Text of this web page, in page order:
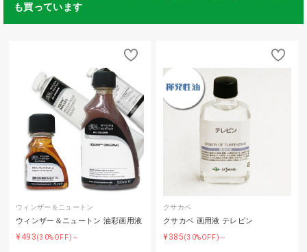
も買っています
ウィンザー＆ニュートン
ウィンザー＆ニュートン 油彩画用液
¥493(30%OFF)～
クサカベ
クサカベ 画用液 テレピン
¥385(30%OFF)～